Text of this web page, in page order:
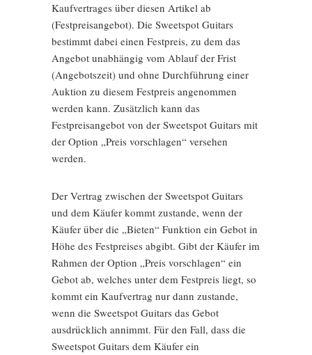
Kaufvertrages über diesen Artikel ab
(Festpreisangebot). Die Sweetspot Guitars
bestimmt dabei einen Festpreis, zu dem das
Angebot unabhängig vom Ablauf der Frist
(Angebotszeit) und ohne Durchführung einer
Auktion zu diesem Festpreis angenommen
werden kann. Zusätzlich kann das
Festpreisangebot von der Sweetspot Guitars mit
der Option „Preis vorschlagen“ versehen
werden.
Der Vertrag zwischen der Sweetspot Guitars
und dem Käufer kommt zustande, wenn der
Käufer über die „Bieten“ Funktion ein Gebot in
Höhe des Festpreises abgibt. Gibt der Käufer im
Rahmen der Option „Preis vorschlagen“ ein
Gebot ab, welches unter dem Festpreis liegt, so
kommt ein Kaufvertrag nur dann zustande,
wenn die Sweetspot Guitars das Gebot
ausdrücklich annimmt. Für den Fall, dass die
Sweetspot Guitars dem Käufer ein